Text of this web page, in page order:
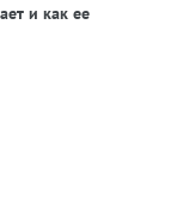
и как ее